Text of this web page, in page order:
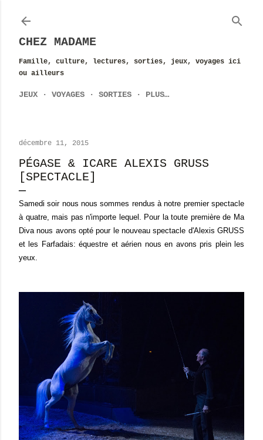
CHEZ MADAME
Famille, culture, lectures, sorties, jeux, voyages ici
ou ailleurs
JEUX VOYAGES SORTIES PLUS…
décembre 11, 2015
PÉGASE & ICARE ALEXIS GRUSS
[SPECTACLE]
Samedi soir nous nous sommes rendus à notre premier spectacle
à quatre, mais pas n'importe lequel. Pour la toute première de Ma
Diva nous avons opté pour le nouveau spectacle d'Alexis GRUSS
et les Farfadais: équestre et aérien nous en avons pris plein les
yeux.